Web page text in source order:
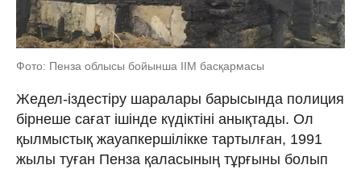
Фото: Пенза облысы бойынша ІІМ басқармасы
Жедел-іздестіру шаралары барысында полиция
бірнеше сағат ішінде күдіктіні анықтады. Ол
қылмыстық жауапкершілікке тартылған, 1991
жылы туған Пенза қаласының тұрғыны болып